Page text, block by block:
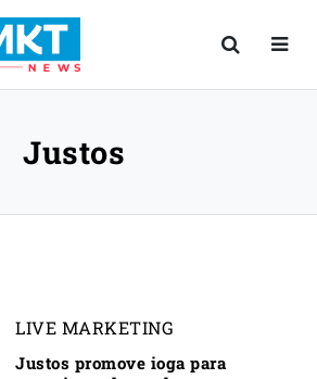
Justos
LIVE MARKETING
Justos promove ioga para